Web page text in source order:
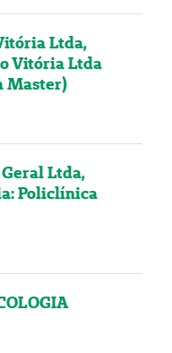
Ltda,
Vitória Ltda
Master)
Ltda,
Policlínica